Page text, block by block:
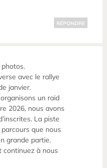
RÉPONDRE
avec le rallye
janvier.
un raid
2026, nous avons
La piste
que nous
grande partie.
continuez à nous